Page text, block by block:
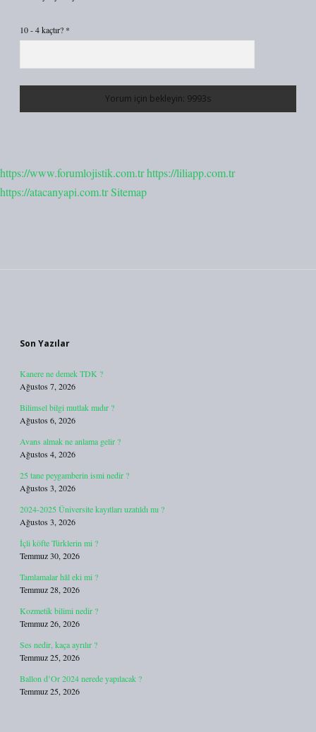
10 - 4 kaçtır? *
https://www.forumlojistik.com.trhttps://liliapp.com.tr
https://atacanyapi.com.trSitemap
Son Yazılar
Kanere ne demek TDK ?
Ağustos 7, 2026
Bilimsel bilgi mutlak mıdır ?
Ağustos 6, 2026
Avans almak ne anlama gelir ?
Ağustos 4, 2026
25 tane peygamberin ismi nedir ?
Ağustos 3, 2026
2024-2025 Üniversite kayıtları uzatıldı mı ?
Ağustos 3, 2026
İçli köfte Türklerin mi ?
Temmuz 30, 2026
Tamlamalar hâl eki mi ?
Temmuz 28, 2026
Kozmetik bilimi nedir ?
Temmuz 26, 2026
Ses nedir, kaça ayrılır ?
Temmuz 25, 2026
Ballon d’Or 2024 nerede yapılacak ?
Temmuz 25, 2026